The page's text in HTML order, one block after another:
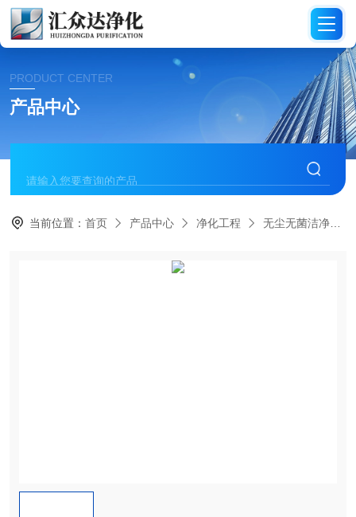
PRODUCT CENTER
产品中心
当前位置：首页 产品中心 净化工程 无尘无菌洁净厂房